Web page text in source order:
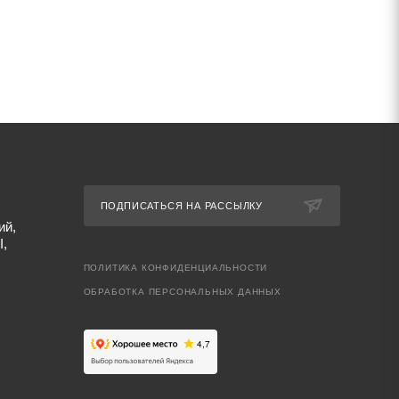
ПОДПИСАТЬСЯ НА РАССЫЛКУ
ПОЛИТИКА КОНФИДЕНЦИАЛЬНОСТИ
ОБРАБОТКА ПЕРСОНАЛЬНЫХ ДАННЫХ